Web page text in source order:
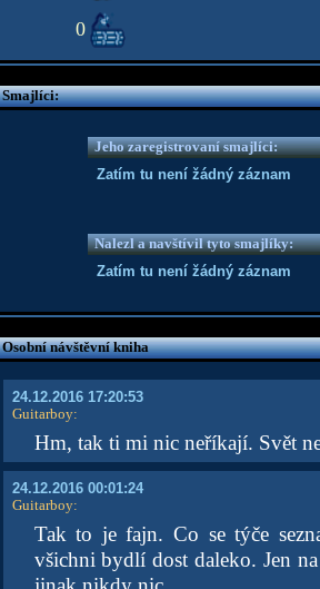
0
Smajlíci:
Jeho zaregistrovaní smajlíci:
Zatím tu není žádný záznam
Nalezl a navštívil tyto smajlíky:
Zatím tu není žádný záznam
Osobní návštěvní kniha
24.12.2016 17:20:53
Guitarboy:
Hm, tak ti mi nic neříkají. Svět
24.12.2016 00:01:24
Guitarboy:
Tak to je fajn. Co se týče
všichni bydlí dost daleko. Jen